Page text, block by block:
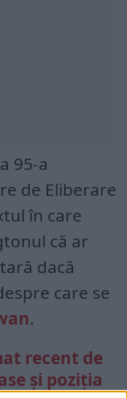
95-a
de Eliberare
în care
că ar
dacă
care se
.
recent de
și poziția